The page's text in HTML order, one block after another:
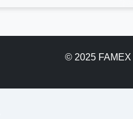
© 2025